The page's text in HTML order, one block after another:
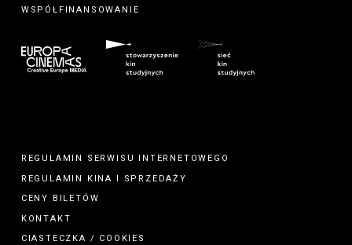
MECENAS
WSPÓŁFINANSOWANIE
REGULAMIN SERWISU INTERNETOWEGO
REGULAMIN KINA I
SPRZEDAŻY
CENY BILETÓW
KONTAKT
CIASTECZKA / COOKIES